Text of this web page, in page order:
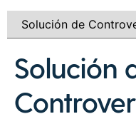
Solución